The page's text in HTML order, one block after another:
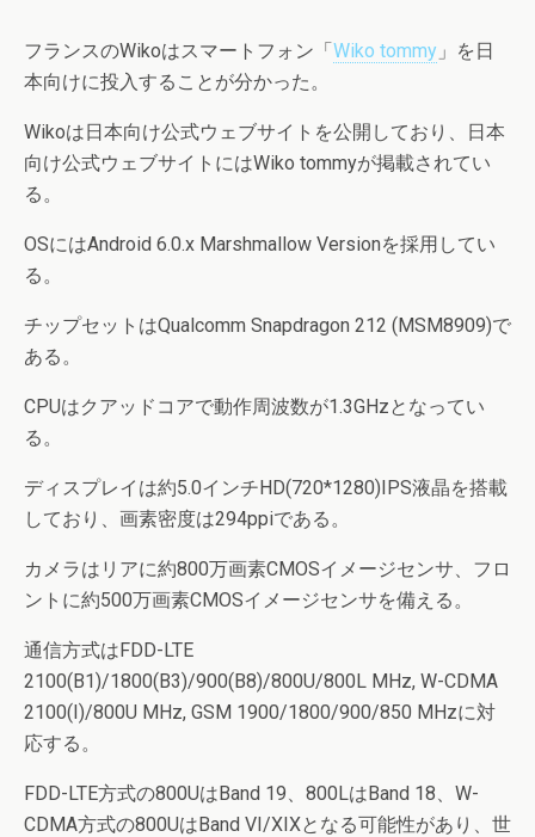
フランスのWikoはスマートフォン「Wiko tommy 」を日
本向けに投入することが分かった。
Wikoは日本向け公式ウェブサイトを公開しており、日本
向け公式ウェブサイトにはWiko tommyが掲載されてい
る。
OSにはAndroid 6.0.x Marshmallow Versionを採用してい
る。
チップセットはQualcomm Snapdragon 212 (MSM8909)で
ある。
CPUはクアッドコアで動作周波数が1.3GHzとなってい
る。
ディスプレイは約5.0インチHD(720*1280)IPS液晶を搭載
しており、画素密度は294ppiである。
カメラはリアに約800万画素CMOSイメージセンサ、フロ
ントに約500万画素CMOSイメージセンサを備える。
通信方式はFDD-LTE
2100(B1)/1800(B3)/900(B8)/800U/800L MHz, W-CDMA
2100(I)/800U MHz, GSM 1900/1800/900/850 MHzに対
応する。
FDD-LTE方式の800UはBand 19、800LはBand 18、W-
CDMA方式の800UはBand VI/XIXとなる可能性があり、世